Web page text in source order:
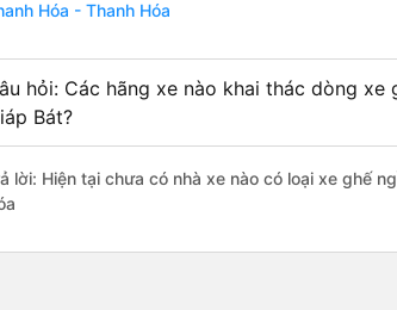
Hóa - Thanh Hóa
hỏi: Các hãng xe nào khai thác dòng
Bát?
lời: Hiện tại chưa có nhà xe nào có loại xe ghế